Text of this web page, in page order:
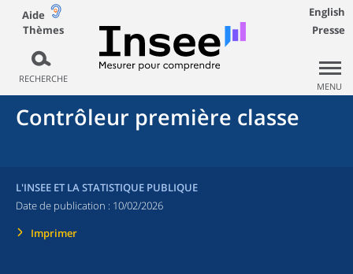
Aide
Thèmes
RECHERCHE
English
Presse
MENU
Contrôleur première classe
L'INSEE ET LA STATISTIQUE PUBLIQUE
Date de publication : 10/02/2026
Imprimer